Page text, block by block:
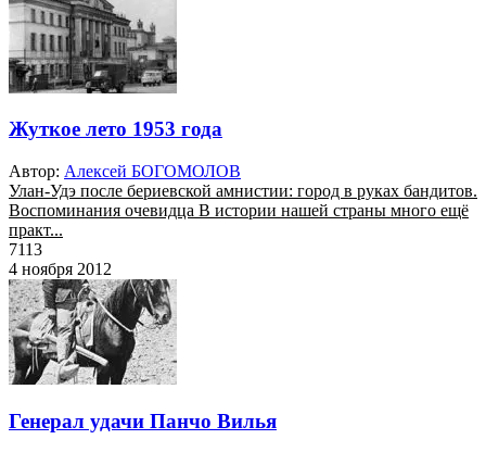
Жуткое лето 1953 года
Автор: Алексей БОГОМОЛОВ
Улан-Удэ после бериевской амнистии: город в руках бандитов.
Воспоминания очевидца В истории нашей страны много ещё
практ...
7113
4 ноября 2012
Генерал удачи Панчо Вилья